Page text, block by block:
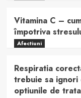
Vitamina C –
împotriva
Afectiuni
Respiratia
trebuie sa ignori
optiunile de